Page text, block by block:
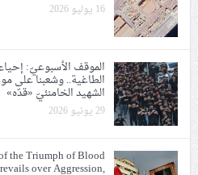
16 يوليو 2026
الموقف الأسبوعيّ:
الطاغية.. وشعبنا على
الشهيد الخامنئيّ «قدّه»
29 يونيو 2026
the Triumph of Blood
over Aggression,